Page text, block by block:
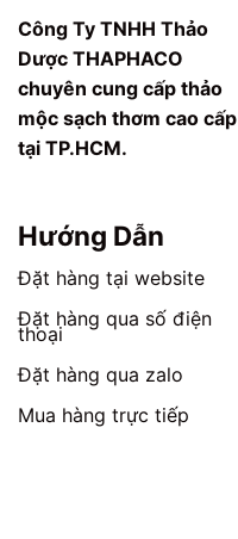
Các
tùy
chọn
có
thể
được
trang
sản
phẩm
Công Ty TNHH Thảo
Dược THAPHACO
chuyên cung cấp thảo
mộc sạch thơm cao cấp
tại TP.HCM.
Hướng Dẫn
Đặt hàng tại website
Đặt hàng qua số điện
thoại
Đặt hàng qua zalo
Mua hàng trực tiếp